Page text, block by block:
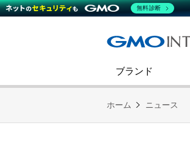
ブランド
会社概
技術ブログ
インターネット
コミュニケー
ダイバーシテ
熊谷正寿が語
財務・業績
第二新卒採用
ホーム ニュース
無料診断